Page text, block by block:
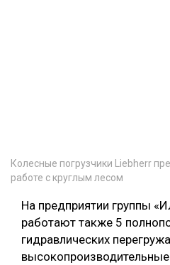
Колесные погрузчики Liebherr
работе с круглым лесом
На предприятии группы
работают также 5
гидравлических